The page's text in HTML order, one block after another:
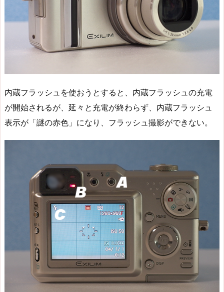
内蔵フラッシュを使おうとすると、内蔵フラッシュの充電
が開始されるが、延々と充電が終わらず、内蔵フラッシュ
表示が「謎の赤色」になり、フラッシュ撮影ができない。